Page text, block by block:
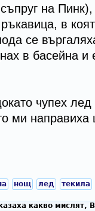
на
в
се
в басейна и
чупех
ми
нощ лед текила
какво мислят,